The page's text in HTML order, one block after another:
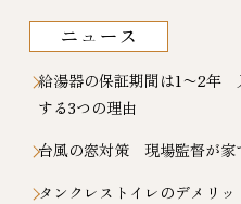
ニュース
給湯器の保証期間は1〜2年
する3つの理由
台風の窓対策 現場監督が家
タンクレストイレのデメリ